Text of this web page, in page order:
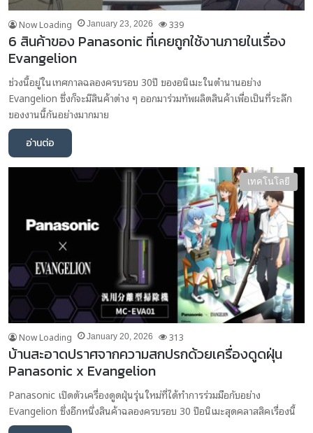
Now Loading January 23, 2026 339
6 สินค้าของ Panasonic ที่เคยถูกใช้งานภายในเรื่อง
Evangelion
ช่วงนี้อยู่ในเทศกาลฉลองครบรอบ 30ปี ของอนิเมะในตำนานอย่าง
Evangelion ซึ่งก็จะมีสินค้าต่าง ๆ ออกมาร่วมทัพผลิตสินค้าเพื่อเป็นที่ระลึก
ของงานนี้กันอย่างมากมาย
อ่านต่อ
เทคโนโลยี
Now Loading January 20, 2026 313
บ้านสะอาดปราศจากความสกปรกด้วยเครื่องดูดฝุ่น
Panasonic x Evangelion
Panasonic เปิดตัวเครื่องดูดฝุ่นรุ่นใหม่ที่ได้ทำการร่วมมือกับอย่าง
Evangelion ซึ่งอีกหนึ่งสินค้าฉลองครบรอบ 30 ปีอนิเมะสุดคลาสสิคเรื่องนี้